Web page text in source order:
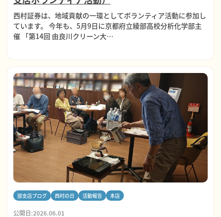
西村証券は、地域貢献の一環としてボランティア活動に参加し
ています。 今年も、5月9日に京都府⽴綾部⾼校分析化学部主
催 「第14回 由良川クリーン大…
部支店ブログ 西村の日 活動報告 本店
公開日:2026.06.01